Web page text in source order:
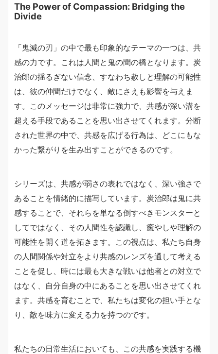
The Power of Compassion: Bridging the
Divide
「鬼滅の刃」の中で最も印象的なテーマの一つは、共
感の力です。これは人間と鬼の間の橋となります。炭
治郎の揺るぎない信念、すなわち赦しと理解の可能性
は、彼の仲間だけでなく、敵にさえも影響を与えま
す。このメッセージは非常に強力で、共感が深い溝を
超える手段であることを思い出させてくれます。分断
された世界の中で、共感を広げる行為は、どこにもな
かった繋がりを生み出すことができるのです。
シリーズは、共感が弱さの表れではなく、深い強さで
あることを情緒的に描写しています。炭治郎は鬼に共
感することで、それらを単なる倒すべきモンスターと
してではなく、その人間性を認識し、癒やしや理解の
可能性を開く道を拓きます。この視点は、私たち自身
の人間関係や対立をより共感のレンズを通して考える
ことを促し、時には最も大きな戦いは他者との対立で
はなく、自分自身の中にあることを思い出させてくれ
ます。共感を育むことで、私たちは変化の担い手とな
り、敵を味方に変える力を持つのです。
私たちの日常生活においても、この共感を実践する機